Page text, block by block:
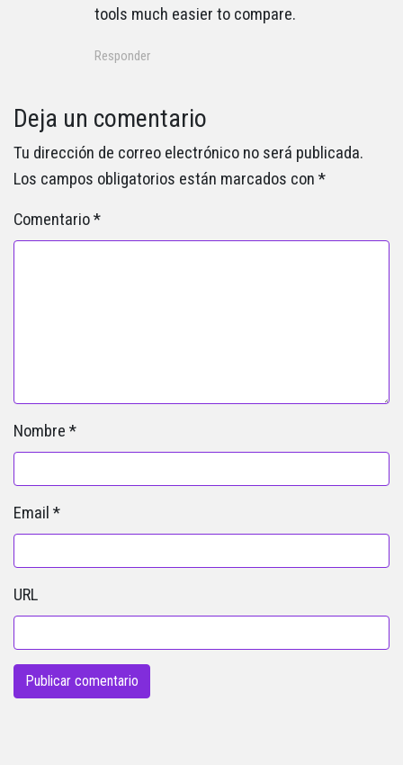
tools much easier to compare.
Responder
Deja un comentario
Tu dirección de correo electrónico no será publicada.
Los campos obligatorios están marcados con *
Comentario*
Nombre *
Email *
URL